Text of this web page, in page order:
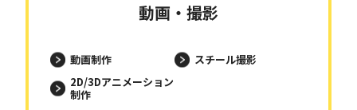
動画・撮影
動画制作
スチール撮影
2D/3Dアニメーション
制作